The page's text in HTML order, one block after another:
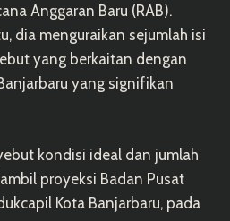
Anggaran Baru (RAB).
dia menguraikan sejumlah isi
yang berkaitan dengan
yang signifikan
kondisi ideal dan jumlah
proyeksi Badan Pusat
Kota Banjarbaru, pada